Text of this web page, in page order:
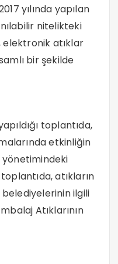
yılında yapılan
nitelikteki
elektronik atıklar
bir şekilde
toplantıda,
etkinliğin
yönetimindeki
atıkların
belediyelerinin ilgili
Atıklarının